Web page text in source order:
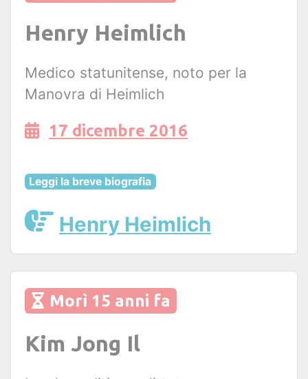
Henry Heimlich
Medico statunitense, noto per la
Manovra di Heimlich
17 dicembre 2016
Leggi la breve biografia
Henry Heimlich
Morì 15 anni fa
Kim Jong Il